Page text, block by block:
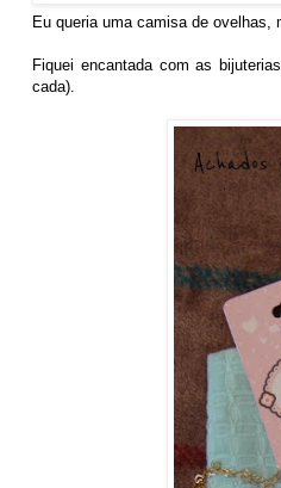
Eu queria uma camisa de
Fiquei encantada com as
cada).